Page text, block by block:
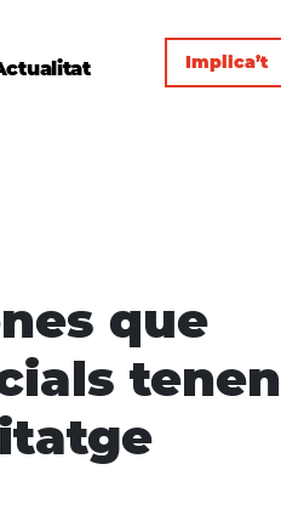
Implica’t
que
tenen